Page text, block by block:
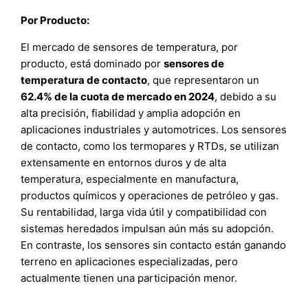
Por Producto:
El mercado de sensores de temperatura, por
producto, está dominado porsensores de
temperatura de contacto, que representaron un
62.4% de la cuota de mercado en 2024, debido a su
alta precisión, fiabilidad y amplia adopción en
aplicaciones industriales y automotrices. Los sensores
de contacto, como los termopares y RTDs, se utilizan
extensamente en entornos duros y de alta
temperatura, especialmente en manufactura,
productos químicos y operaciones de petróleo y gas.
Su rentabilidad, larga vida útil y compatibilidad con
sistemas heredados impulsan aún más su adopción.
En contraste, los sensores sin contacto están ganando
terreno en aplicaciones especializadas, pero
actualmente tienen una participación menor.